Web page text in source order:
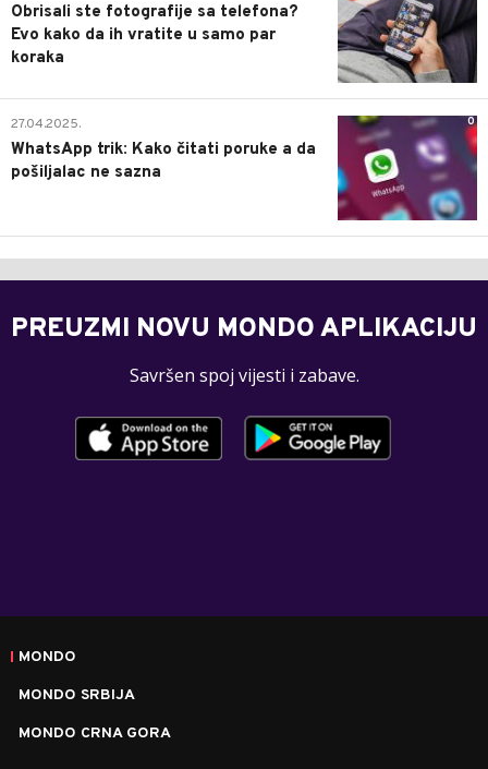
Obrisali ste fotografije sa telefona?
Evo kako da ih vratite u samo par
koraka
0
27.04.2025.
WhatsApp trik: Kako čitati poruke a da
pošiljalac ne sazna
PREUZMI NOVU MONDO APLIKACIJU
Savršen spoj vijesti i zabave.
MONDO
MONDO SRBIJA
MONDO CRNA GORA